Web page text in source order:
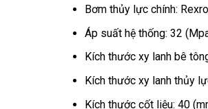
Bơm thủy lực chính:
Áp suất hệ thống: 32
Kích thước xy lanh bê
Kích thước xy lanh thủy
Kích thước cốt liệu: 40